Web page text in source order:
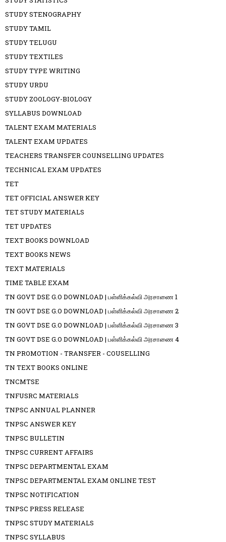
STUDY STENOGRAPHY
STUDY TAMIL
STUDY TELUGU
STUDY TEXTILES
STUDY TYPE WRITING
STUDY URDU
STUDY ZOOLOGY-BIOLOGY
SYLLABUS DOWNLOAD
TALENT EXAM MATERIALS
TALENT EXAM UPDATES
TEACHERS TRANSFER COUNSELLING UPDATES
TECHNICAL EXAM UPDATES
TET
TET OFFICIAL ANSWER KEY
TET STUDY MATERIALS
TET UPDATES
TEXT BOOKS DOWNLOAD
TEXT BOOKS NEWS
TEXT MATERIALS
TIME TABLE EXAM
TN GOVT DSE G.O DOWNLOAD | பள்ளிக்கல்வி அரசாணை 1
TN GOVT DSE G.O DOWNLOAD | பள்ளிக்கல்வி அரசாணை 2
TN GOVT DSE G.O DOWNLOAD | பள்ளிக்கல்வி அரசாணை 3
TN GOVT DSE G.O DOWNLOAD | பள்ளிக்கல்வி அரசாணை 4
TN PROMOTION - TRANSFER - COUSELLING
TN TEXT BOOKS ONLINE
TNCMTSE
TNFUSRC MATERIALS
TNPSC ANNUAL PLANNER
TNPSC ANSWER KEY
TNPSC BULLETIN
TNPSC CURRENT AFFAIRS
TNPSC DEPARTMENTAL EXAM
TNPSC DEPARTMENTAL EXAM ONLINE TEST
TNPSC NOTIFICATION
TNPSC PRESS RELEASE
TNPSC STUDY MATERIALS
TNPSC SYLLABUS